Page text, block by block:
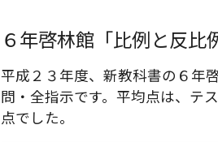
６年啓林館「比例と反比
平成２３年度、新教科書の６年
問・全指示です。平均点は、テ
点でした。